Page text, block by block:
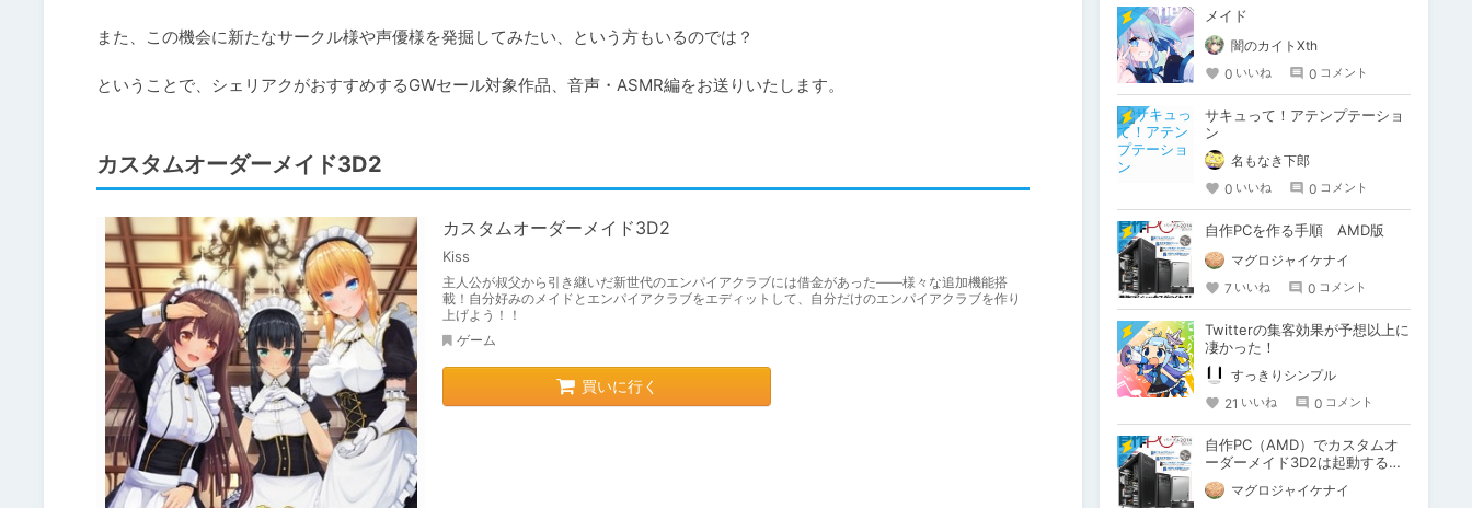
また、この機会に新たなサークル様や声優様を発掘してみたい、という方もいるのでは？
ということで、シェリアクがおすすめするGWセール対象作品、音声・ASMR編をお送りいたします。
カスタムオーダーメイド3D2
カスタムオーダーメイド3D2
Kiss
主人公が叔父から引き継いだ新世代のエンパイアクラブには借金があった――様々な追加機能搭
載！自分好みのメイドとエンパイアクラブをエディットして、自分だけのエンパイアクラブを作り
上げよう！！
ゲーム
買いに行く
メイド
闇のカイトXth
0 いいね 0 コメント
サキュって！アテンプテーショ
ン
名もなき下郎
0 いいね 0 コメント
自作PCを作る手順 AMD版
マグロジャイケナイ
7 いいね 0 コメント
Twitterの集客効果が予想以上に
凄かった！
すっきりシンプル
21 いいね 0 コメント
自作PC（AMD）でカスタムオ
ーダーメイド3D2は起動するの
か！？
マグロジャイケナイ